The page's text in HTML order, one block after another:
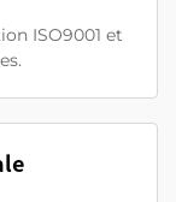
ISO9001 et